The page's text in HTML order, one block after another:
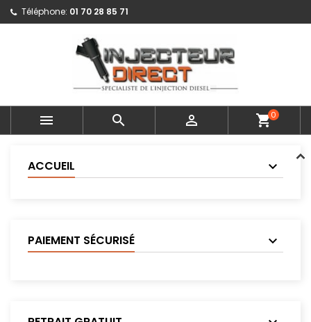
Téléphone: 01 70 28 85 71
   shopping_cart0
ACCUEIL
PAIEMENT SÉCURISÉ